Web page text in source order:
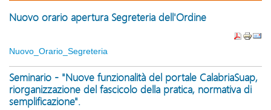
Nuovo orario apertura Segreteria dell'Ordine
Nuovo_Orario_Segreteria
Seminario - "Nuove funzionalità del portale CalabriaSuap,
riorganizzazione del fascicolo della pratica, normativa di
semplificazione".